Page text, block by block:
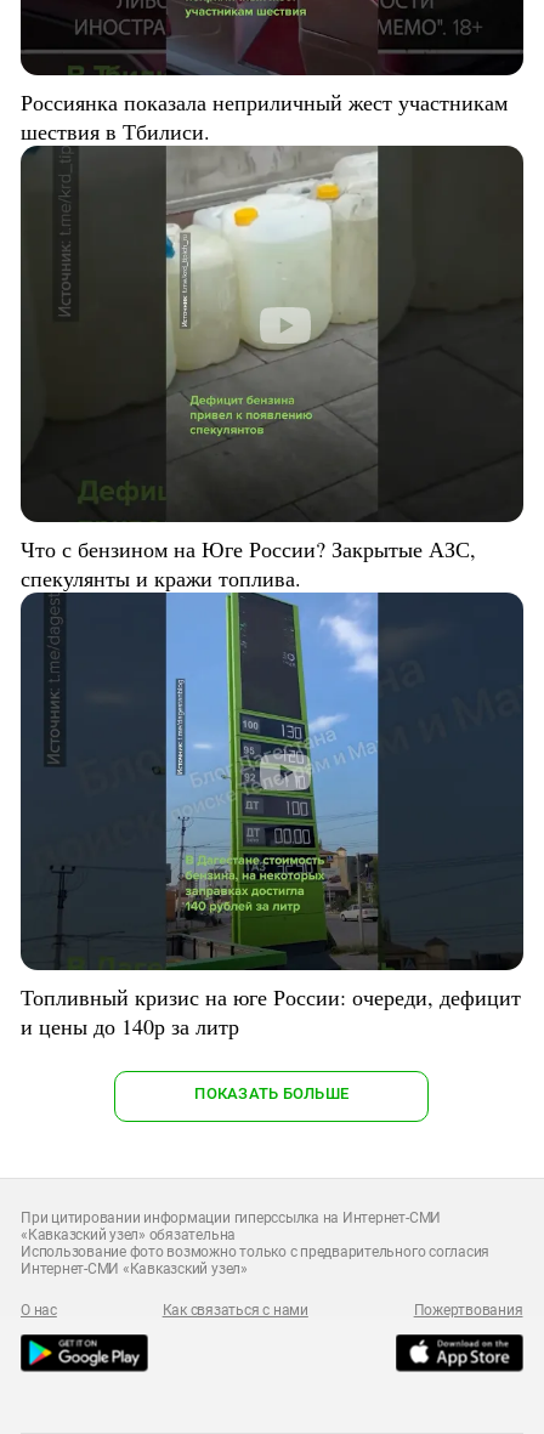
Россиянка показала неприличный жест участникам
шествия в Тбилиси.
Что с бензином на Юге России? Закрытые АЗС,
спекулянты и кражи топлива.
Топливный кризис на юге России: очереди, дефицит
и цены до 140р за литр
ПОКАЗАТЬ БОЛЬШЕ
При цитировании информации гиперссылка на Интернет-СМИ
«Кавказский узел» обязательна
Использование фото возможно только с предварительного согласия
Интернет-СМИ «Кавказский узел»
О нас Как связаться с нами Пожертвования